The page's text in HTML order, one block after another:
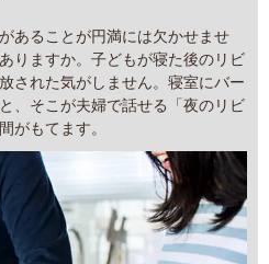
あることが円満には欠かせませ
りますか。子どもが寝た後のリビ
された気がしません。寝室にバー
、そこが夫婦で話せる「夜のリビ
がもてます。